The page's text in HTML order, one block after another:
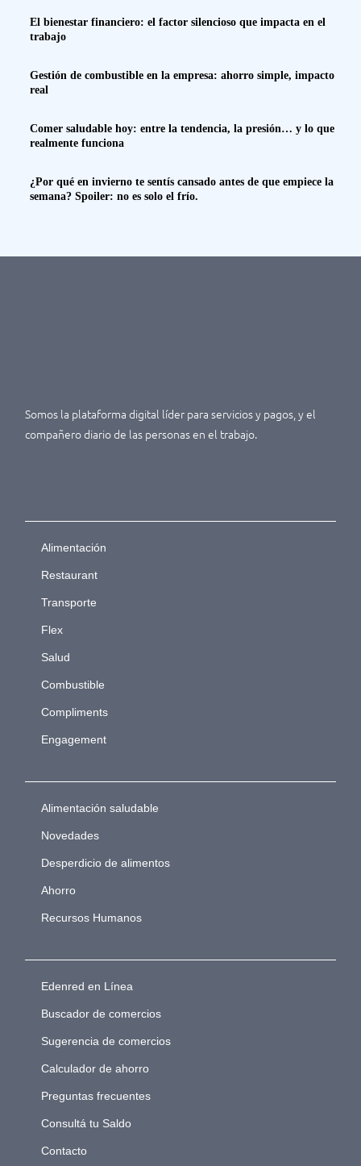
El bienestar financiero: el factor silencioso que impacta en el
trabajo
Gestión de combustible en la empresa: ahorro simple, impacto
real
Comer saludable hoy: entre la tendencia, la presión… y lo que
realmente funciona
¿Por qué en invierno te sentís cansado antes de que empiece la
semana? Spoiler: no es solo el frío.
Somos la plataforma digital líder para servicios y pagos, y el
compañero diario de las personas en el trabajo.
Alimentación
Restaurant
Transporte
Flex
Salud
Combustible
Compliments
Engagement
Alimentación saludable
Novedades
Desperdicio de alimentos
Ahorro
Recursos Humanos
Edenred en Línea
Buscador de comercios
Sugerencia de comercios
Calculador de ahorro
Preguntas frecuentes
Consultá tu Saldo
Contacto